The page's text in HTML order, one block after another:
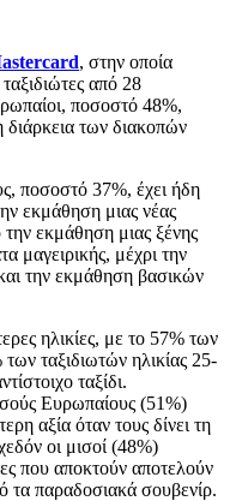
, στην οποία
από 28
ποσοστό 48%,
διάρκεια των διακοπών
ποσοστό 37%, έχει ήδη
εκμάθηση μιας νέας
εκμάθηση μιας ξένης
μαγειρικής, μέχρι την
την εκμάθηση βασικών
ηλικίες, με το 57% των
ταξιδιωτών ηλικίας 25-
ταξίδι.
Ευρωπαίους (51%)
αξία όταν τους δίνει τη
οι μισοί (48%)
που αποκτούν αποτελούν
τα παραδοσιακά σουβενίρ.